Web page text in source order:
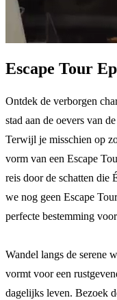
Escape Tour
Ontdek de verborgen
stad aan de oevers van
Terwijl je misschien op
vorm van een Escape
reis door de schatten die
we nog geen Escape
perfecte bestemming
Wandel langs de serene
vormt voor een
dagelijks leven. Bezoek